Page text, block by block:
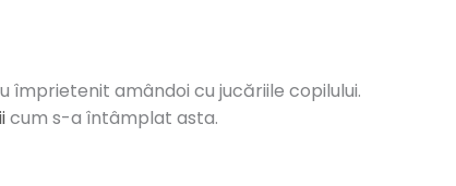
împrietenit amândoi cu jucăriile copilului.
cum s-a întâmplat asta.